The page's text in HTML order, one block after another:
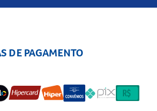
DE PAGAMENTO